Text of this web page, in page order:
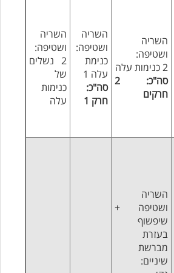
השריה
ושטיפה:
2 כנימות עלה
סה"כ: 2
חרקים
השריה
ושטיפה:
כנימת
עלה 1
סה"כ:
חרק 1
השריה
ושטיפה:
2 נשלים
של
כנימות
עלה
השריה
ושטיפה +
שיפשוף
בעזרת
מברשת
שיניים: